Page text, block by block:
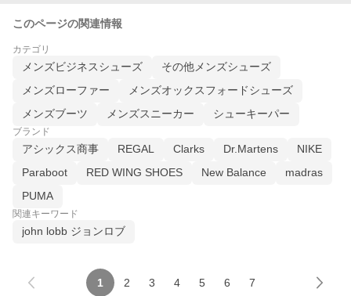
このページの関連情報
カテゴリ
メンズビジネスシューズ
その他メンズシューズ
メンズローファー
メンズオックスフォードシューズ
メンズブーツ
メンズスニーカー シューキーパー
ブランド
アシックス商事 REGAL Clarks Dr.Martens
NIKE
Paraboot
RED WING SHOES New Balance
madras
PUMA
関連キーワード
john lobb ジョンロブ
1 2 3 4 5 6 7